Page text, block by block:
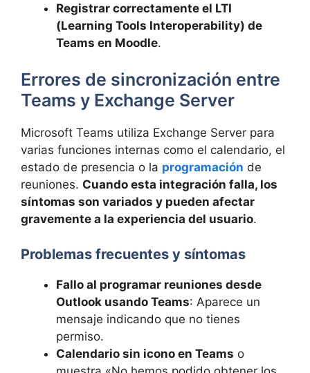
Registrar correctamente el LTI
(Learning Tools Interoperability) de
Teams en Moodle.
Errores de sincronización entre
Teams y Exchange Server
Microsoft Teams utiliza Exchange Server para
varias funciones internas como el calendario, el
estado de presencia o la programación de
reuniones. Cuando esta integración falla, los
síntomas son variados y pueden afectar
gravemente a la experiencia del usuario.
Problemas frecuentes y síntomas
Fallo al programar reuniones desde
Outlook usando Teams: Aparece un
mensaje indicando que no tienes
permiso.
Calendario sin icono en Teams o